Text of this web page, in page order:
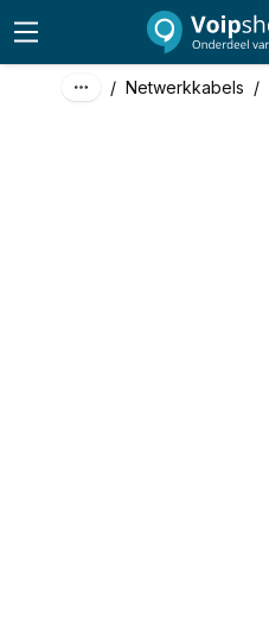
/ Netwerkkabels /